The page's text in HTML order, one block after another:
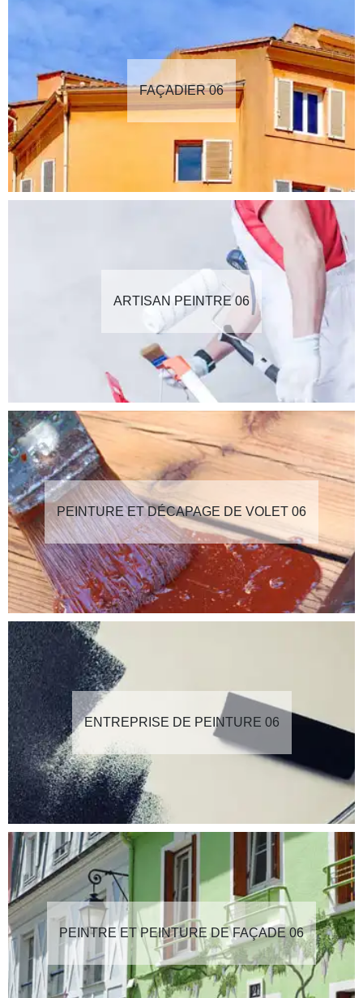
FAÇADIER 06
ARTISAN PEINTRE 06
PEINTURE ET DÉCAPAGE DE VOLET 06
ENTREPRISE DE PEINTURE 06
PEINTRE ET PEINTURE DE FAÇADE 06